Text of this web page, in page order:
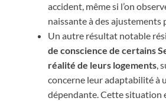
accident, même si l’on
naissante à des ajustements
Un autre résultat notable
de conscience de certains
réalité de leurs logements,
concerne leur adaptabilité à
dépendante. Cette situation